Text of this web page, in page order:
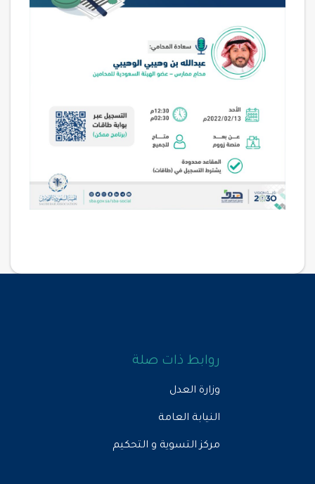
روابط ذات صلة
وزارة العدل
النيابة العامة
مركز التسوية و التحكيم